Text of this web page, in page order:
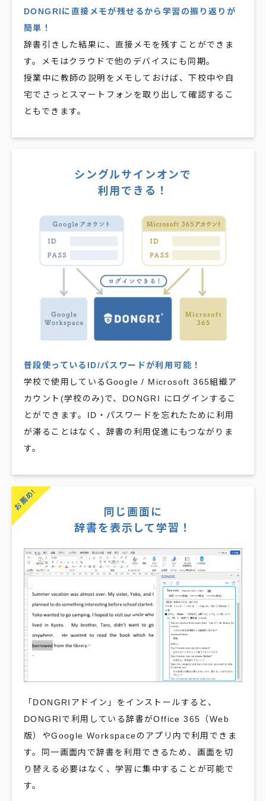
DONGRIに直接メモが残せるから学習の振り返りが
簡単！
辞書引きした結果に、直接メモを残すことができま
す。メモはクラウドで他のデバイスにも同期。
授業中に教師の説明をメモしておけば、下校中や自
宅でさっとスマートフォンを取り出して確認するこ
ともできます。
シングルサインオンで
利用できる！
普段使っているID/パスワードが利用可能！
学校で使用しているGoogle / Microsoft 365組織ア
カウント(学校のみ)で、DONGRI にログインするこ
とができます。ID・パスワードを忘れたために利用
が滞ることはなく、辞書の利用促進にもつながりま
す。​
お薦め!
同じ画面に
辞書を表示して学習！
「DONGRIアドイン」をインストールすると、
DONGRIで利用している辞書がOffice 365（Web
版）やGoogle Workspaceのアプリ内で利用できま
す。同一画面内で辞書を利用できるため、画面を切
り替える必要はなく、学習に集中することが可能で
す。